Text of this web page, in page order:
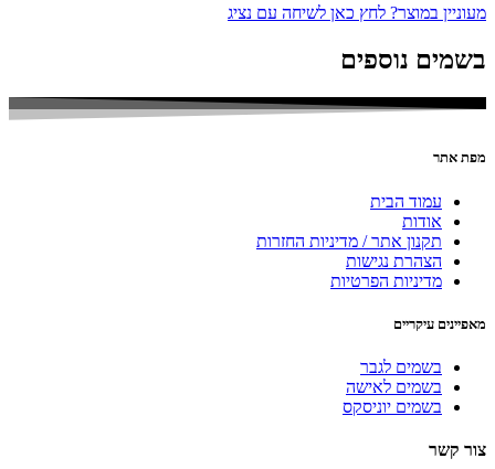
מעוניין במוצר? לחץ כאן לשיחה עם נציג
בשמים נוספים
מפת אתר
עמוד הבית
אודות
תקנון אתר / מדיניות החזרות
הצהרת נגישות
מדיניות הפרטיות
מאפיינים עיקריים
בשמים לגבר
בשמים לאישה
בשמים יוניסקס
צור קשר